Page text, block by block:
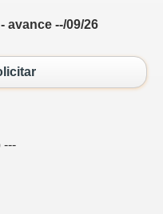
avance --/09/26
---